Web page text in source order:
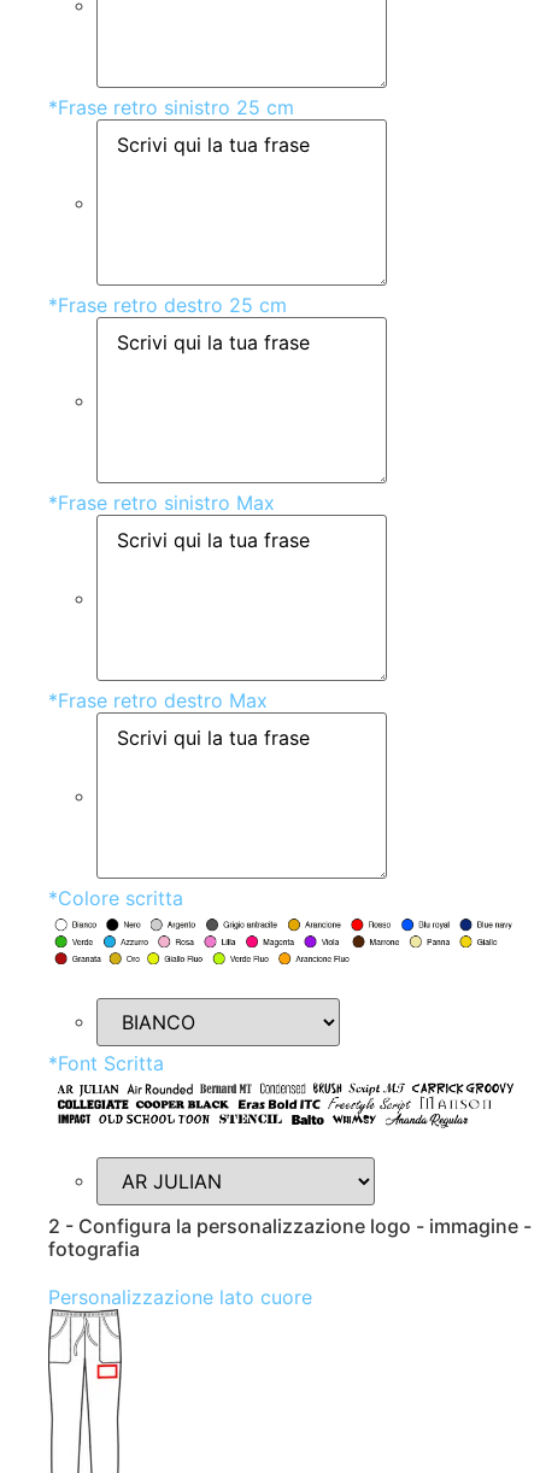
*Frase retro sinistro 25 cm
*Frase retro destro 25 cm
*Frase retro sinistro Max
*Frase retro destro Max
*Colore scritta
*Font Scritta
2 - Configura la personalizzazione logo - immagine -
fotografia
Personalizzazione lato cuore